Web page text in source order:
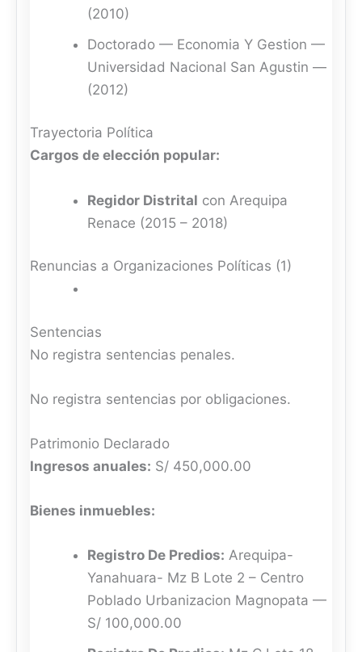
(2010)
Doctorado — Economia Y Gestion —
Universidad Nacional San Agustin —
(2012)
Trayectoria Política
Cargos de elección popular:
Regidor Distrital con Arequipa
Renace (2015 – 2018)
Renuncias a Organizaciones Políticas (1)
Sentencias
No registra sentencias penales.
No registra sentencias por obligaciones.
Patrimonio Declarado
Ingresos anuales: S/ 450,000.00
Bienes inmuebles:
Registro De Predios: Arequipa-
Yanahuara- Mz B Lote 2 – Centro
Poblado Urbanizacion Magnopata —
S/ 100,000.00